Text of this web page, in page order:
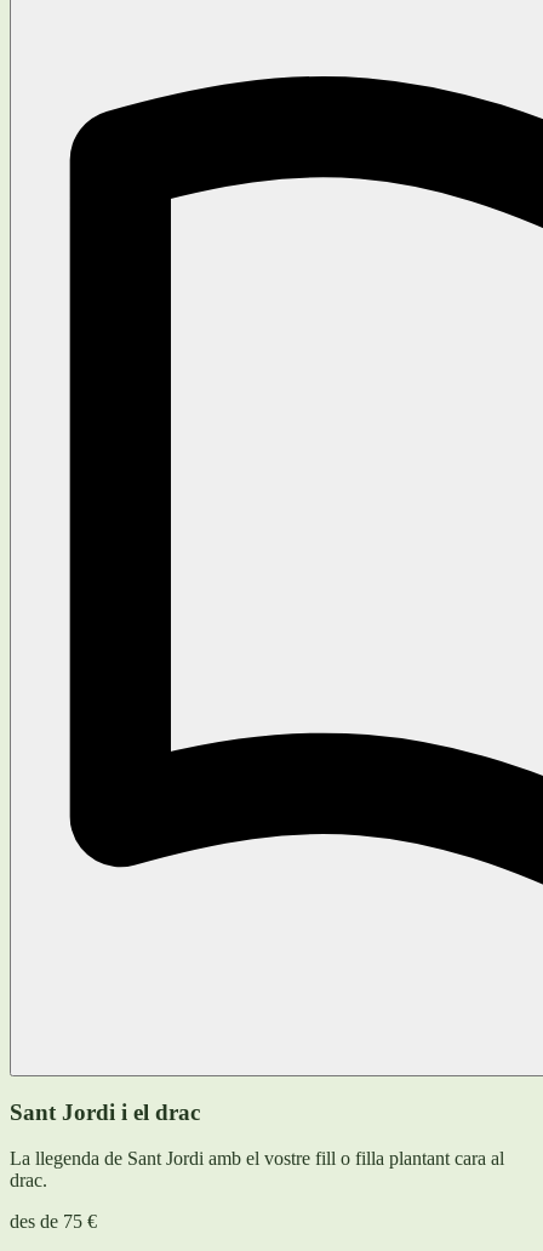
Sant Jordi i el drac
La llegenda de Sant Jordi amb el vostre fill o filla plantant cara al
drac.
des de 75 €